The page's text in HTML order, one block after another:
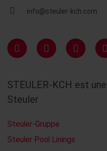
info@steuler-kch.com
STEULER-KCH est
Steuler
Steuler-Gruppe
Steuler Pool Linings